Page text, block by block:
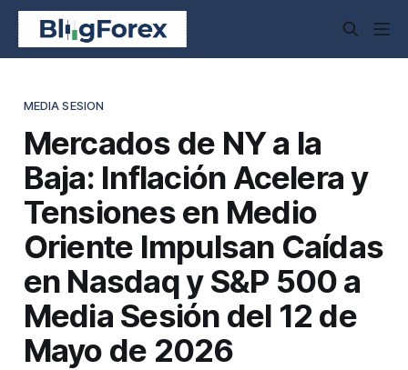
MEDIA SESION
Mercados de NY a la
Baja: Inflación Acelera y
Tensiones en Medio
Oriente Impulsan Caídas
en Nasdaq y S&P 500 a
Media Sesión del 12 de
Mayo de 2026